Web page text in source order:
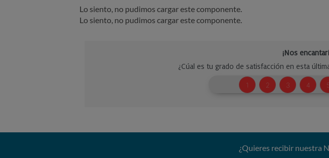
Lo siento, no pudimos cargar este componente.
Lo siento, no pudimos cargar este componente.
¿Quieres recibir nuestra